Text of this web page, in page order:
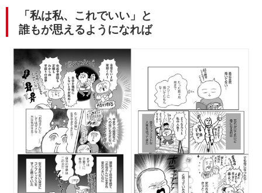
「私は私、これでいい」と
誰もが思えるようになれば